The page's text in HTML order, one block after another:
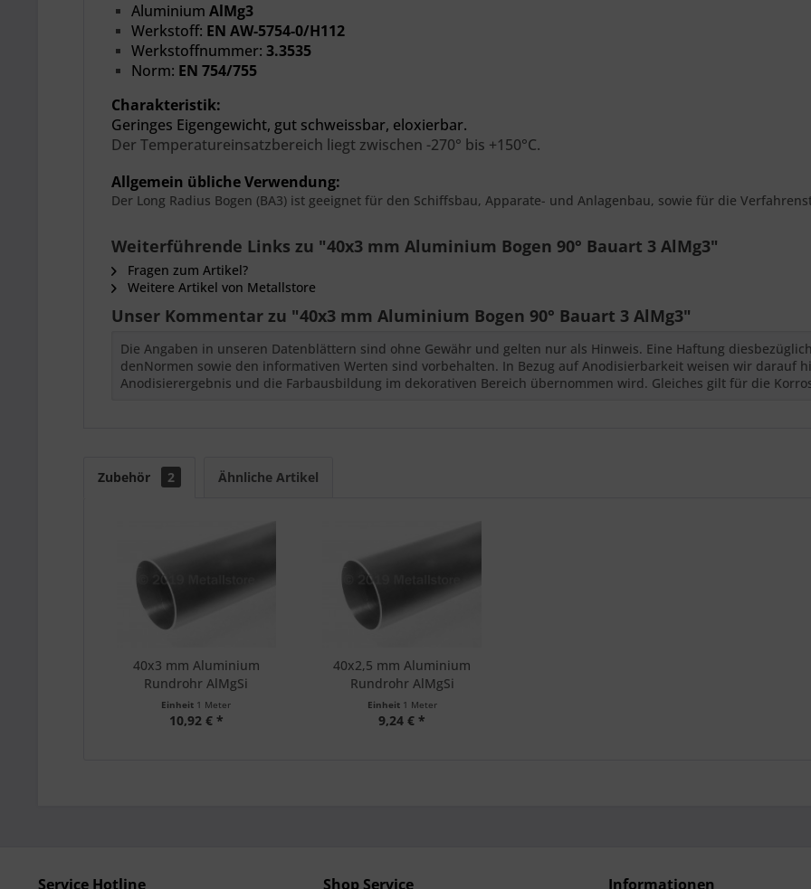
Aluminium AlMg3
Werkstoff: EN AW-5754-0/H112
Werkstoffnummer: 3.3535
Norm: EN 754/755
Charakteristik:
Geringes Eigengewicht, gut schweissbar, eloxierbar.
Der Temperatureinsatzbereich liegt zwischen -270° bis +150°C.
Allgemein übliche Verwendung:
Der Long Radius Bogen (BA3) ist geeignet für den Schiffsbau, Apparate- und Anlagenbau, sowie für die
Weiterführende Links zu "40x3 mm Aluminium Bogen 90° Bauart 3 AlMg3"
Fragen zum Artikel?
Weitere Artikel von Metallstore
Unser Kommentar zu "40x3 mm Aluminium Bogen 90° Bauart 3 AlMg3"
Die Angaben in unseren Datenblättern sind ohne Gewähr und gelten nur als Hinweis. Eine Haftung
denNormen sowie den informativen Werten sind vorbehalten. In Bezug auf Anodisierbarkeit weisen wir darauf
Anodisierergebnis und die Farbausbildung im dekorativen Bereich übernommen wird. Gleiches gilt für die
Zubehör 2 Ähnliche Artikel
40x3 mm Aluminium
Rundrohr AlMgSi
Einheit 1 Meter
10,92 € *
40x2,5 mm Aluminium
Rundrohr AlMgSi
Einheit 1 Meter
9,24 € *
Service Hotline Shop Service Informationen